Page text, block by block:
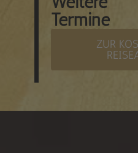
Termine
ZUR